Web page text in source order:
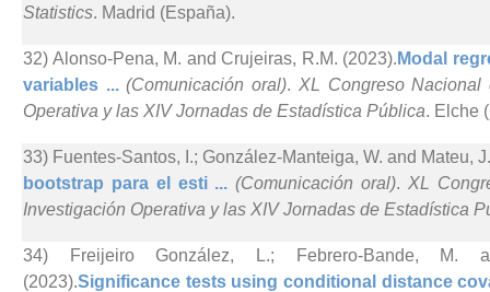
Statistics. Madrid (España).
32) Alonso-Pena, M. and Crujeiras, R.M. (2023). Modal
variables ...(Comunicación oral). XL Congreso Nacional
Operativa y las XIV Jornadas de Estadística Pública. Elche
33) Fuentes-Santos, I.; González-Manteiga, W. and Mateu,
bootstrap para el esti ...(Comunicación oral). XL
Investigación Operativa y las XIV Jornadas de Estadística
34) Freijeiro González, L.; Febrero-Bande, M.
(2023).Significance tests using conditional distance